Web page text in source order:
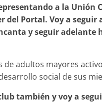
a la Unión
del Portal. Voy a
y seguir adelante
de adultos mayores
social de sus
también y voy a